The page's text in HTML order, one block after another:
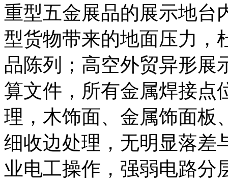
重型五金展品的展示地台
型货物带来的地面压力，
品陈列；高空外贸异形展
算文件，所有金属焊接点
理，木饰面、金属饰面板
细收边处理，无明显落差
业电工操作，强弱电路分